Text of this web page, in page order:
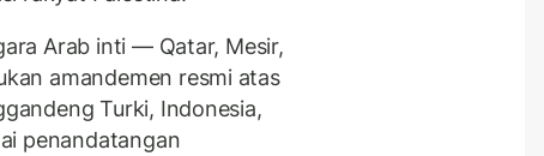
Arab inti — Qatar, Mesir,
amandemen resmi atas
Turki, Indonesia,
penandatangan